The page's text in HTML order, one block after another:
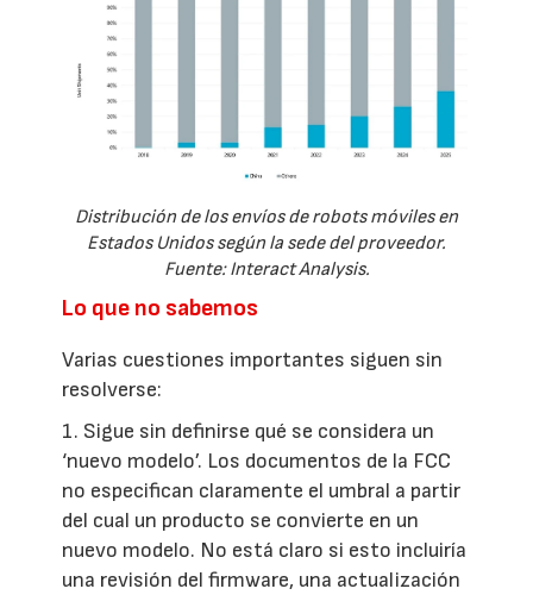
Distribución de los envíos de robots móviles en
Estados Unidos según la sede del proveedor.
Fuente: Interact Analysis.
Lo que no sabemos
Varias cuestiones importantes siguen sin
resolverse:
1. Sigue sin definirse qué se considera un
‘nuevo modelo’. Los documentos de la FCC
no especifican claramente el umbral a partir
del cual un producto se convierte en un
nuevo modelo. No está claro si esto incluiría
una revisión del firmware, una actualización